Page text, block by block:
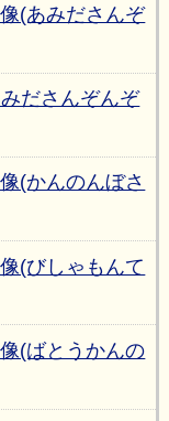
(あみださんぞ
ださんぞんぞ
(かんのんぼさ
(びしゃもんて
(ばとうかんの